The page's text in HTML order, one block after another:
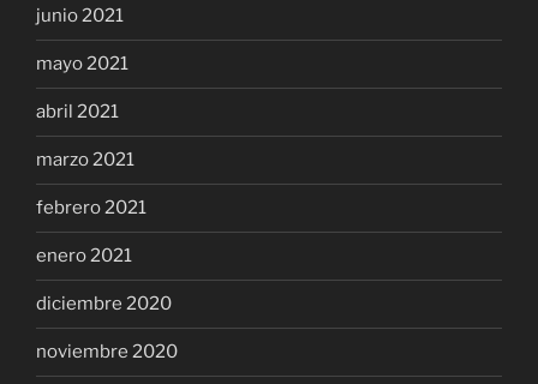
junio 2021
mayo 2021
abril 2021
marzo 2021
febrero 2021
enero 2021
diciembre 2020
noviembre 2020